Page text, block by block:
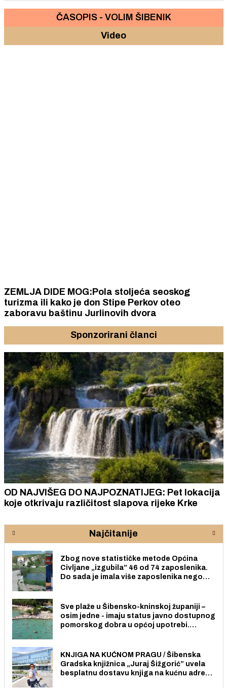
ČASOPIS - VOLIM ŠIBENIK
Video
ZEMLJA DIDE MOG:Pola stoljeća seoskog
turizma ili kako je don Stipe Perkov oteo
zaboravu baštinu Jurlinovih dvora
Sponzorirani članci
OD NAJVIŠEG DO NAJPOZNATIJEG: Pet lokacija
koje otkrivaju različitost slapova rijeke Krke
Najčitanije
Zbog nove statističke metode Općina
Civljane „izgubila” 46 od 74 zaposlenika.
Do sada je imala više zaposlenika nego
Sve plaže u Šibensko-kninskoj županiji –
osim jedne - imaju status javno dostupnog
pomorskog dobra u općoj upotrebi.
KNJIGA NA KUĆNOM PRAGU / Šibenska
Gradska knjižnica „Juraj Šižgorić” uvela
besplatnu dostavu knjiga na kućnu adresu